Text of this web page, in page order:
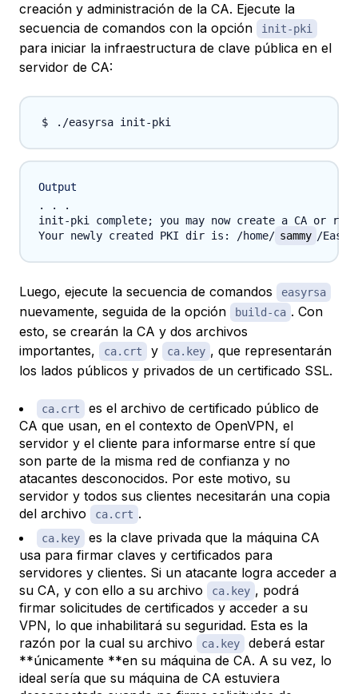
creación y administración de la CA. Ejecute la
secuencia de comandos con la opción
init-pki
para iniciar la infraestructura de clave pública en el
servidor de CA:
Output
. . .
init-pki complete; you may now create a CA or
Your newly created PKI dir is: /home/ sammy /
Luego, ejecute la secuencia de comandos easyrsa
nuevamente, seguida de la opción build-ca . Con
esto, se crearán la CA y dos archivos
importantes,
ca.crt y ca.key , que representarán
los lados públicos y privados de un certificado SSL.
ca.crt
es el archivo de certificado público de
CA que usan, en el contexto de OpenVPN, el
servidor y el cliente para informarse entre sí que
son parte de la misma red de confianza y no
atacantes desconocidos. Por este motivo, su
servidor y todos sus clientes necesitarán una copia
del archivo
ca.crt .
ca.key
es la clave privada que la máquina CA
usa para firmar claves y certificados para
servidores y clientes. Si un atacante logra acceder a
su CA, y con ello a su archivo
ca.key , podrá
firmar solicitudes de certificados y acceder a su
VPN, lo que inhabilitará su seguridad. Esta es la
razón por la cual su archivo
ca.key
deberá estar
**únicamente **en su máquina de CA. A su vez, lo
ideal sería que su máquina de CA estuviera